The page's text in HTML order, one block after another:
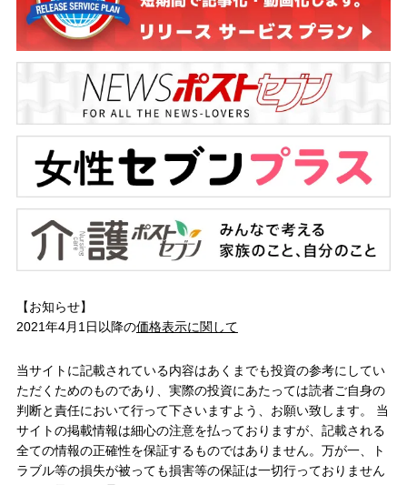
【お知らせ】
2021年4月1日以降の価格表示に関して
当サイトに記載されている内容はあくまでも投資の参考にしてい
ただくためのものであり、実際の投資にあたっては読者ご自身の
判断と責任において行って下さいますよう、お願い致します。 当
サイトの掲載情報は細心の注意を払っておりますが、記載される
全ての情報の正確性を保証するものではありません。万が一、ト
ラブル等の損失が被っても損害等の保証は一切行っておりません